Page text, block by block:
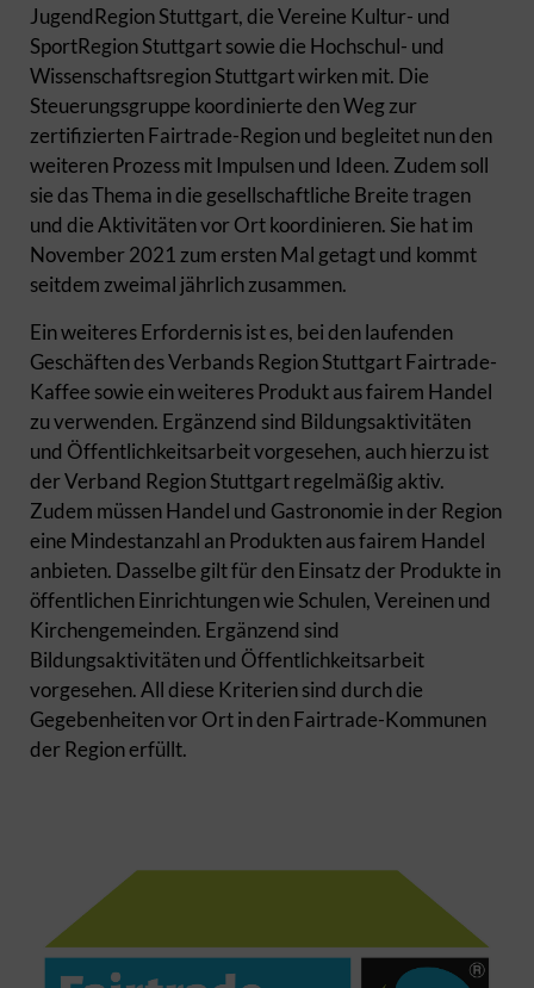
JugendRegion Stuttgart, die Vereine Kultur- und
SportRegion Stuttgart sowie die Hochschul- und
Wissenschaftsregion Stuttgart wirken mit. Die
Steuerungsgruppe koordinierte den Weg zur
zertifizierten Fairtrade-Region und begleitet nun den
weiteren Prozess mit Impulsen und Ideen. Zudem soll
sie das Thema in die gesellschaftliche Breite tragen
und die Aktivitäten vor Ort koordinieren. Sie hat im
November 2021 zum ersten Mal getagt und kommt
seitdem zweimal jährlich zusammen.
Ein weiteres Erfordernis ist es, bei den laufenden
Geschäften des Verbands Region Stuttgart Fairtrade-
Kaffee sowie ein weiteres Produkt aus fairem Handel
zu verwenden. Ergänzend sind Bildungsaktivitäten
und Öffentlichkeitsarbeit vorgesehen, auch hierzu ist
der Verband Region Stuttgart regelmäßig aktiv.
Zudem müssen Handel und Gastronomie in der Region
eine Mindestanzahl an Produkten aus fairem Handel
anbieten. Dasselbe gilt für den Einsatz der Produkte in
öffentlichen Einrichtungen wie Schulen, Vereinen und
Kirchengemeinden. Ergänzend sind
Bildungsaktivitäten und Öffentlichkeitsarbeit
vorgesehen. All diese Kriterien sind durch die
Gegebenheiten vor Ort in den Fairtrade-Kommunen
der Region erfüllt.